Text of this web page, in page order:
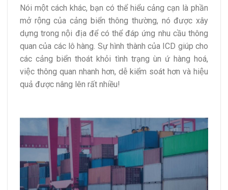
Nói một cách khác, bạn có thể hiểu cảng cạn là phần
mở rộng của cảng biển thông thường, nó được xây
dựng trong nội địa để có thể đáp ứng nhu cầu thông
quan của các lô hàng. Sự hình thành của ICD giúp cho
các cảng biển thoát khỏi tình trạng ùn ứ hàng hoá,
việc thông quan nhanh hơn, dễ kiểm soát hơn và hiệu
quả được nâng lên rất nhiều!